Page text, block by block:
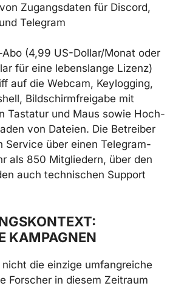
Wallet-Anwendungen
Zugangsdaten für Discord,
Abo (4,99 US-Dollar/Monat
Dollar für eine lebenslange
Zugriff auf die Webcam,
reverse shell,
mit Steuerung von
sowie Hoch- und
von Dateien. Die Betreiber
Service über einen Telegram-
als 850 Mitgliedern, über den
KAMPAGNEN